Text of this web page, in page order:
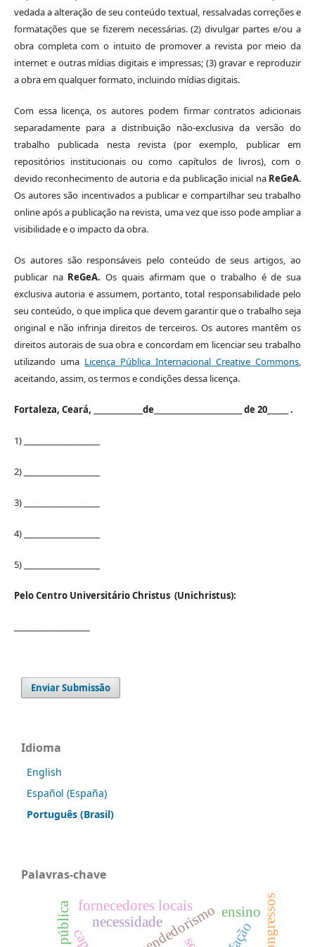
vedada a alteração de seu conteúdo textual, ressalvadas correções e
formatações que se fizerem necessárias. (2) divulgar partes e/ou a
obra completa com o intuito de promover a revista por meio da
internet e outras mídias digitais e impressas; (3) gravar e reproduzir
a obra em qualquer formato, incluindo mídias digitais.
Com essa licença, os autores podem firmar contratos adicionais
separadamente para a distribuição não-exclusiva da versão do
trabalho publicada nesta revista (por exemplo, publicar em
repositórios institucionais ou como capítulos de livros), com o
devido reconhecimento de autoria e da publicação inicial na ReGeA.
Os autores são incentivados a publicar e compartilhar seu trabalho
online após a publicação na revista, uma vez que isso pode ampliar a
visibilidade e o impacto da obra.
Os autores são responsáveis ​​pelo conteúdo de seus artigos, ao
publicar na ReGeA.Os quais afirmam que o trabalho é de sua
exclusiva autoria e assumem, portanto, total responsabilidade pelo
seu conteúdo, o que implica que devem garantir que o trabalho seja
original e não infrinja direitos de terceiros. Os autores mantêm os
direitos autorais de sua obra e concordam em licenciar seu trabalho
utilizando uma Licença Pública Internacional Creative Commons,
aceitando, assim, os termos e condições dessa licença.
Fortaleza, Ceará, ______________de_________________________ de 20______ .
1) __________________
2) __________________
3) __________________
4) __________________
5) __________________
Pelo Centro Universitário Christus (Unichristus):
Enviar Submissão
Idioma
English
Español (España)
Português (Brasil)
Palavras-chave
necessidade
fornecedores locais ensino congressos